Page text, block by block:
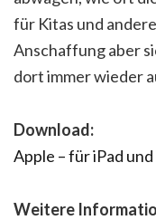
für Kitas und
Anschaffung aber
dort immer wieder
Download:
Apple – für iPad
Weitere